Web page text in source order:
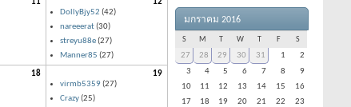
11
12
DollyBjy52 (42)
nareeerat(30)
streyu88e(27)
Manner85 (27)
18
19
virmb5359(27)
Crazy(25)
มกราคม 2016
S M W F S
27 28 29 30 31 1
2
3
4 5 6 7 8
9
10
11 12 13 14 15
16
17
18 19 20 21 22
23